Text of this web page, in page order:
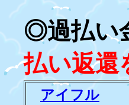
◎過払い
払い返還
アイフル